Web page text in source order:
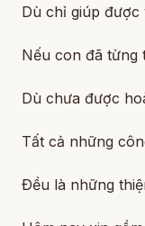
Dù chỉ giúp được
Nếu con đã từng
Dù chưa được
Tất cả những
Ðều là những